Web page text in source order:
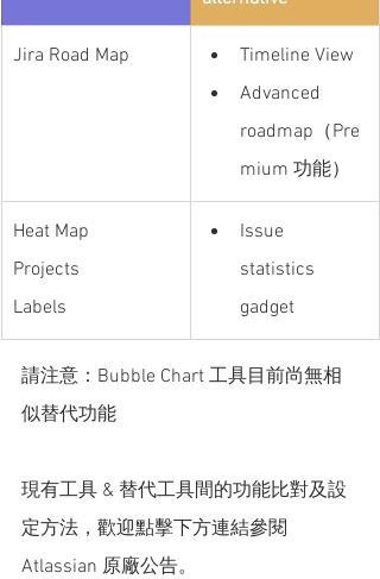
Jira Road Map
Timeline View
Advanced
roadmap（Pre
mium 功能）
Heat Map
Projects
Labels
Issue
statistics
gadget
請注意：Bubble Chart 工具目前尚無相
似替代功能
現有工具 & 替代工具間的功能比對及設
定方法，歡迎點擊下方連結參閱
Atlassian 原廠公告。